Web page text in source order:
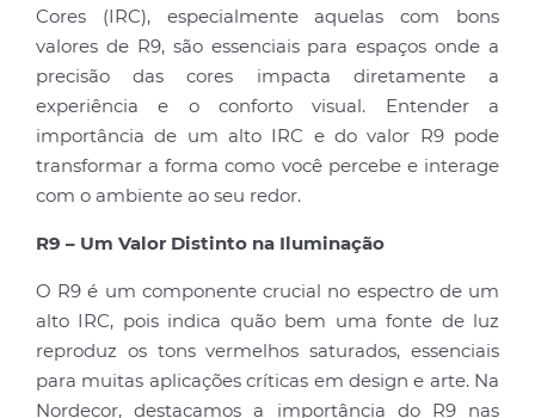
Cores (IRC), especialmente aquelas com bons
valores de R9, são essenciais para espaços onde a
precisão das cores impacta diretamente a
experiência e o conforto visual. Entender a
importância de um alto IRC e do valor R9 pode
transformar a forma como você percebe e interage
com o ambiente ao seu redor.
R9 – Um Valor Distinto na Iluminação
O R9 é um componente crucial no espectro de um
alto IRC, pois indica quão bem uma fonte de luz
reproduz os tons vermelhos saturados, essenciais
para muitas aplicações críticas em design e arte. Na
Nordecor, destacamos a importância do R9 nas